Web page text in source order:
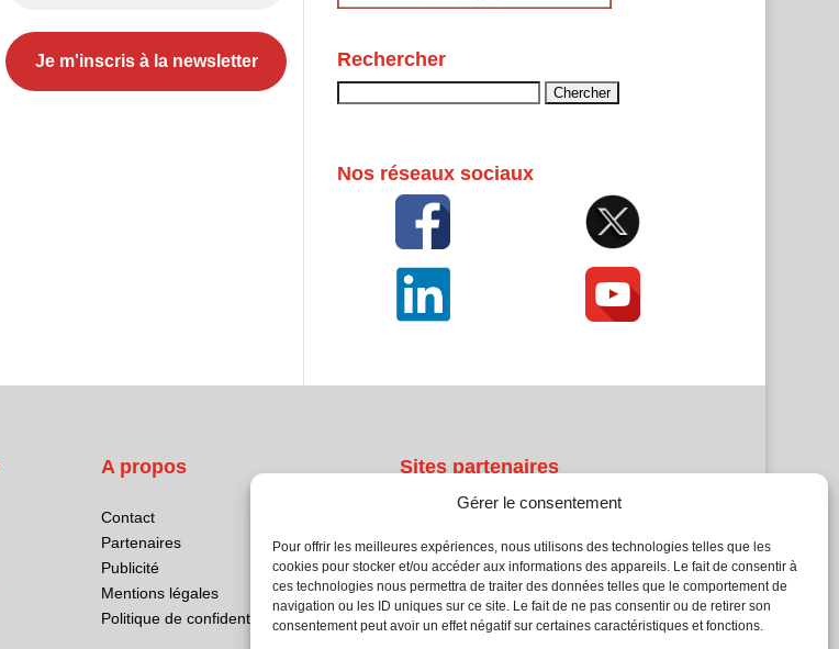
Gérer le consentement
Pour offrir les meilleures expériences, nous utilisons des technologies telles que les
cookies pour stocker et/ou accéder aux informations des appareils. Le fait de consentir à
ces technologies nous permettra de traiter des données telles que le comportement de
navigation ou les ID uniques sur ce site. Le fait de ne pas consentir ou de retirer son
consentement peut avoir un effet négatif sur certaines caractéristiques et fonctions.
Rechercher
Nos réseaux sociaux
A propos
Contact
Partenaires
Publicité
Mentions légales
Politique de confidentialité
Sites partenaires
Atrium Patrimoine
Kiosque 21
L'Atelier Bois
Planète Bâtiment